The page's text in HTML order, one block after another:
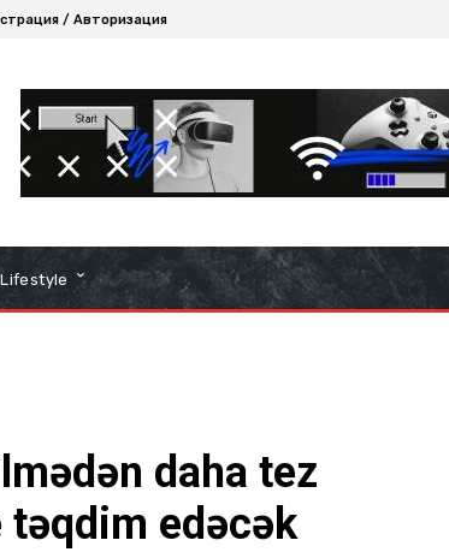
/ Авторизация
Lifestyle
daha tez
təqdim edəcək